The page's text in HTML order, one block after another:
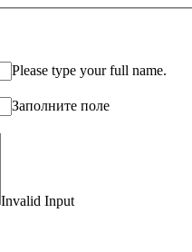
Please type your full name.
Заполните поле
Invalid Input